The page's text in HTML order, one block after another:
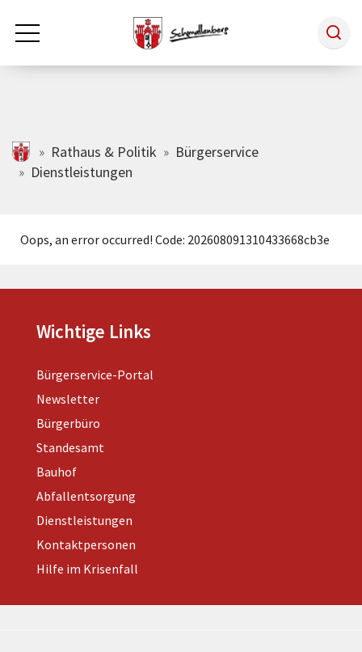
Zum Hauptinhalt springen
Rathaus & Politik
Tourismus
schmallenberg.de
Rathaus & Politik
Bürgerservice
Dienstleistungen
Oops, an error occurred! Code: 202608091310433668cb3e
Wichtige Links
Bürgerservice-Portal
Newsletter
Bürgerbüro
Standesamt
Bauhof
Abfallentsorgung
Dienstleistungen
Kontaktpersonen
Hilfe im Krisenfall